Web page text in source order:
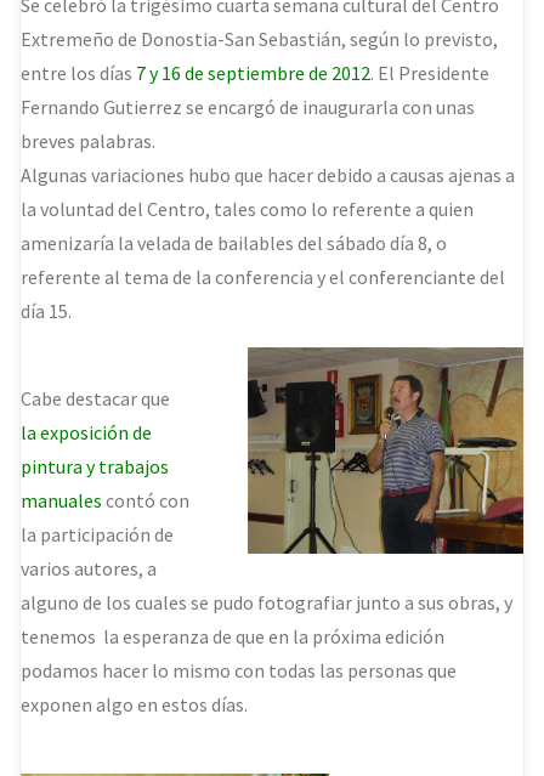
Se celebró la trigésimo cuarta semana cultural del Centro
Extremeño de Donostia-San Sebastián, según lo previsto,
entre los días 7 y 16 de septiembre de 2012. El Presidente
Fernando Gutierrez se encargó de inaugurarla con unas
breves palabras.
Algunas variaciones hubo que hacer debido a causas ajenas a
la voluntad del Centro, tales como lo referente a quien
amenizaría la velada de bailables del sábado día 8, o
referente al tema de la conferencia y el conferenciante del
día 15.
Cabe destacar que
la exposición de
pintura y trabajos
manuales contó con
la participación de
varios autores, a
alguno de los cuales se pudo fotografiar junto a sus obras, y
tenemos la esperanza de que en la próxima edición
podamos hacer lo mismo con todas las personas que
exponen algo en estos días.